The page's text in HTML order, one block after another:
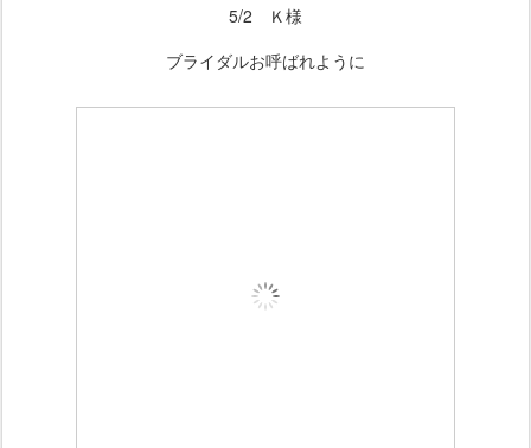
5/2 Ｋ様
ブライダルお呼ばれように